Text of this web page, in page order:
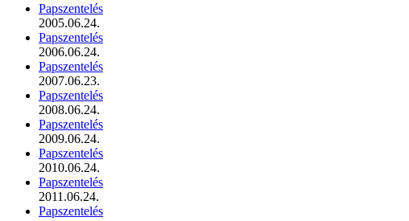
Papszentelés
2005.06.24.
Papszentelés
2006.06.24.
Papszentelés
2007.06.23.
Papszentelés
2008.06.24.
Papszentelés
2009.06.24.
Papszentelés
2010.06.24.
Papszentelés
2011.06.24.
Papszentelés